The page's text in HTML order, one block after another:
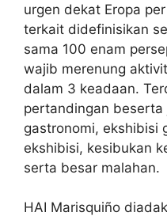
urgen dekat Eropa
terkait didefinisikan
sama 100 enam
wajib merenung
dalam 3 keadaan.
pertandingan beserta
gastronomi, ekshibisi
ekshibisi, kesibukan
serta besar malahan.
HAI Marisquiño